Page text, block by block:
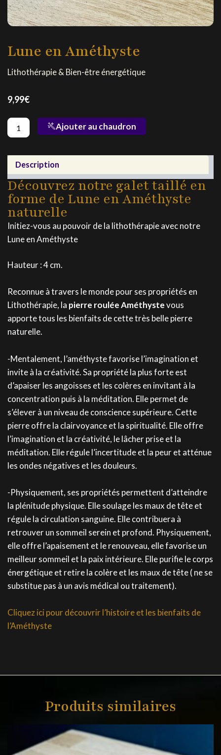
Lune en Améthyste
Lithothérapie & Bien-être énergétique
9,99€
quantité
de
Améthyste
Ajouter au chaudron
Description
Découvrez notre galet taillé en
forme de Lune en Améthyste
naturelle
Initiez-vous au pouvoir de la lithothérapie avec notre
Lune en Améthyste
Hauteur : 4 cm.
Reconnue à travers le monde pour ses propriétés en
Lithothérapie, la pierre roulée Améthystevous
apporte tous les bienfaits de cette très belle pierre
naturelle.
-Mentalement, l’améthyste favorise l’imagination et
invite à la créativité. Sa propriété la plus forte est
d’apaiser les angoisses et les colères en invitant à la
concentration puis à la méditation. Elle permet de
s’élever à un niveau de conscience supérieure. Cette
pierre offre la clairvoyance et la spiritualité. Elle offre
l’imagination et la créativité, le lâcher prise et la
méditation. Elle régule l’incertitude et la peur et atténue
les ondes négatives et les douleurs.
-Physiquement, ses propriétés permettent d’atteindre
la plénitude physique. Elle soulage les maux de tête et
régule la circulation sanguine. Elle contribuera à
retrouver un sommeil serein et profond. Physiquement,
elle offre l’apaisement et le renouveau, elle favorise un
meilleur sommeil et la paix intérieure. Elle purifie le corps
énergétique et retire la colère et les maux de tête ( ne se
substitue pas à un avis médical ou traitement).
Cliquez ici pour découvrir l’histoire et les bienfaits de
l’Améthyste
Produits similaires